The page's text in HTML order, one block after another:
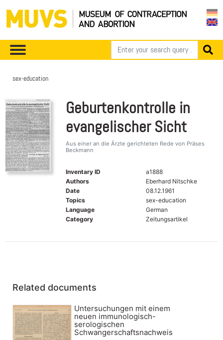
sex-education
Geburtenkontrolle in
evangelischer Sicht
Aus einer an die Ärzte gerichteten Rede von Präses
Beckmann
Inventary ID
a1888
Authors
Eberhard Nitschke
Date
08.12.1961
Topics
sex-education
Language
German
Category
Zeitungsartikel
Related documents
Untersuchungen mit einem
neuen immunologisch-
serologischen
Schwangerschaftsnachweis